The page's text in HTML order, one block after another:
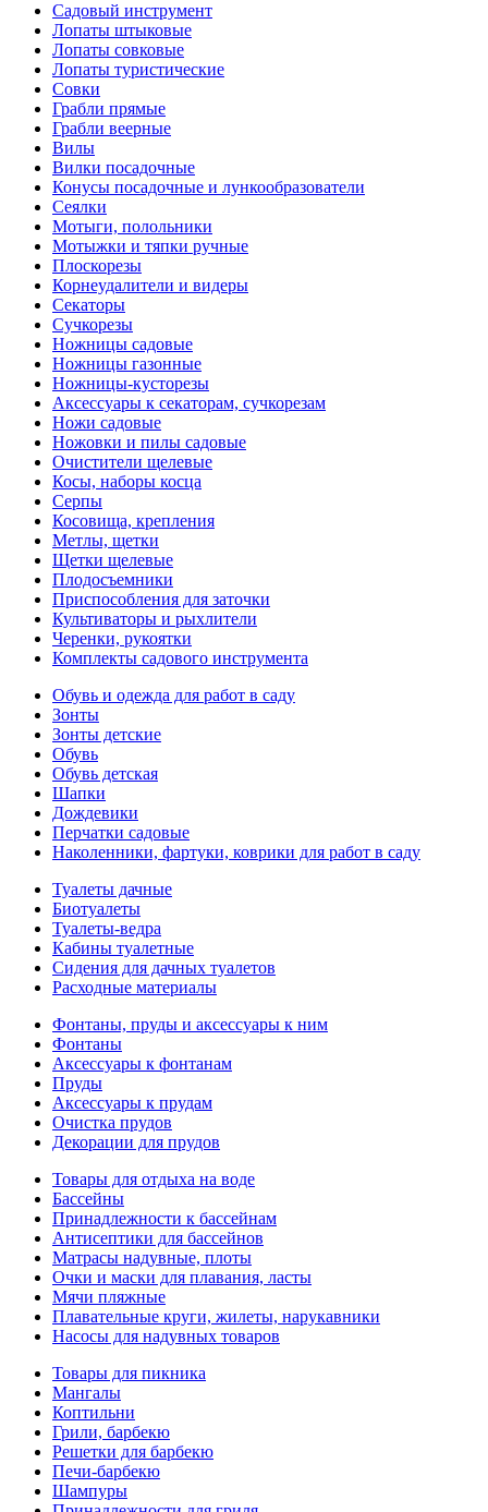
Садовый инструмент
Лопаты штыковые
Лопаты совковые
Лопаты туристические
Совки
Грабли прямые
Грабли веерные
Вилы
Вилки посадочные
Конусы посадочные и лункообразователи
Сеялки
Мотыги, полольники
Мотыжки и тяпки ручные
Плоскорезы
Корнеудалители и видеры
Секаторы
Сучкорезы
Ножницы садовые
Ножницы газонные
Ножницы-кусторезы
Аксессуары к секаторам, сучкорезам
Ножи садовые
Ножовки и пилы садовые
Очистители щелевые
Косы, наборы косца
Серпы
Косовища, крепления
Метлы, щетки
Щетки щелевые
Плодосъемники
Приспособления для заточки
Культиваторы и рыхлители
Черенки, рукоятки
Комплекты садового инструмента
Обувь и одежда для работ в саду
Зонты
Зонты детские
Обувь
Обувь детская
Шапки
Дождевики
Перчатки садовые
Наколенники, фартуки, коврики для работ в саду
Туалеты дачные
Биотуалеты
Туалеты-ведра
Кабины туалетные
Сидения для дачных туалетов
Расходные материалы
Фонтаны, пруды и аксессуары к ним
Фонтаны
Аксессуары к фонтанам
Пруды
Аксессуары к прудам
Очистка прудов
Декорации для прудов
Товары для отдыха на воде
Бассейны
Принадлежности к бассейнам
Антисептики для бассейнов
Матраcы надувные, плоты
Очки и маски для плавания, ласты
Мячи пляжные
Плавательные круги, жилеты, нарукавники
Насосы для надувных товаров
Товары для пикника
Мангалы
Коптильни
Грили, барбекю
Решетки для барбекю
Печи-барбекю
Шампуры